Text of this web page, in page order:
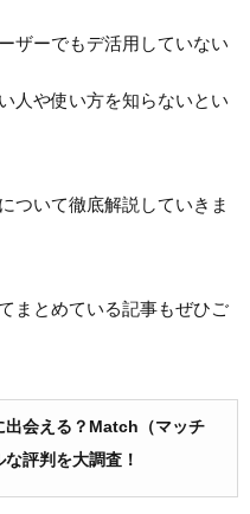
ザーでもデ活用していない
人や使い方を知らないとい
ついて徹底解説していきま
まとめている記事もぜひご
出会える？Match（マッチ
評判を大調査！